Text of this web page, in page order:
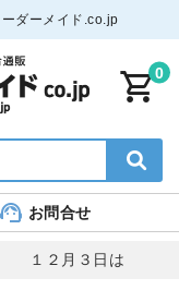
ダーメイド.co.jp
0
お問合せ
２月３日は